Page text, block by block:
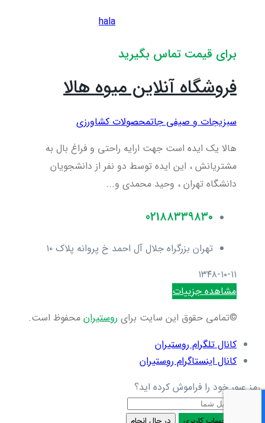
hala
برای قیمت تماس بگیرید
فروشگاه آنلاین میوه هالا
سبزیجات و صیفی جاتمحصولات کشاورزی
هالا یک ایده است جهت ارایه راحتی و فراغ بال به
مشتریانش ، این ایده توسط دو نفر از دانشجویان
دانشگاه تهران ، وحید محمدی و...
021۸۸۳۳۹۸۳۰
تهران بزرگراه جلال آل احمد خ پروانه پلاک ۱۰
۱۳۴۸-۱۰-۱۱
مشاهده جزییات
©تمامی حقوق این سایت برای روستیران محفوظ است.
کانال تلگرام روستیران
کانال اینستاگرام روستیران
رمز عبور خود را فراموش کرده اید؟